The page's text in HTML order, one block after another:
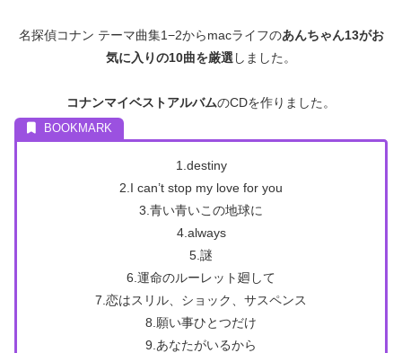
名探偵コナン テーマ曲集1−2からmacライフのあんちゃん13がお
気に入りの10曲を厳選 しました。
コナンマイベストアルバムのCDを作りました。
1.destiny
2.I can’t stop my love for you
3.青い青いこの地球に
4.always
5.謎
6.運命のルーレット廻して
7.恋はスリル、ショック、サスペンス
8.願い事ひとつだけ
9.あなたがいるから